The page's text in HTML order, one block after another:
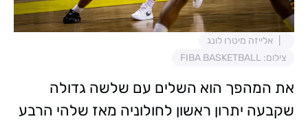
אלייזה מיטרו לונג
צילום: FIBA BASKETBALL
את המהפך הוא השלים עם שלשה גדולה
שקבעה יתרון ראשון לחולוניה מאז שלהי הרבע